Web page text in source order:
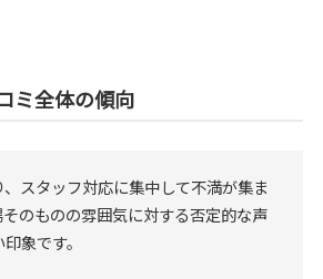
ミ全体の傾向
スタッフ対応に集中して不満が集ま
そのものの雰囲気に対する否定的な声
象です。